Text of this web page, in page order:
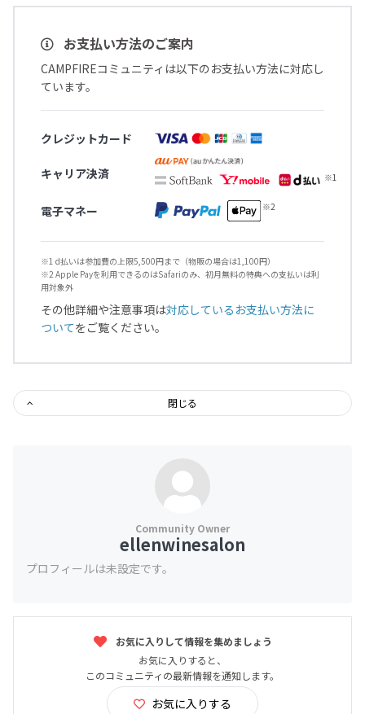
お支払い方法のご案内
CAMPFIREコミュニティは以下のお支払い方法に対応し
ています。
クレジットカード
キャリア決済
電子マネー
※1 d払いは参加費の上限5,500円まで（物販の場合は1,100円）
※2 Apple Payを利用できるのはSafariのみ、初月無料の特典への支払いは利
用対象外
その他詳細や注意事項は対応しているお支払い方法に
ついてをご覧ください。
閉じる
ellenwinesalon
プロフィールは未設定です。
お気に入りして情報を集めましょう
お気に入りすると、
このコミュニティの最新情報を通知します。
お気に入りする